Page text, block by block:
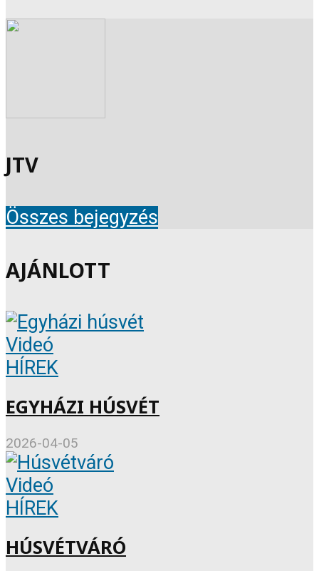
JTV
Összes bejegyzés
AJÁNLOTT
Videó
HÍREK
EGYHÁZI HÚSVÉT
2026-04-05
Videó
HÍREK
HÚSVÉTVÁRÓ